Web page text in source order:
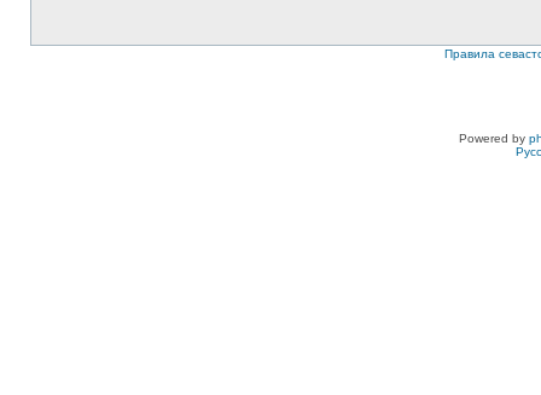
Правила
Powered by